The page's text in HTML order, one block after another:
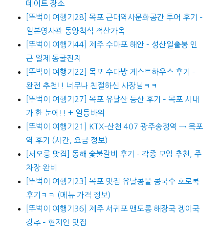
데이트 장소
[뚜벅이 여행기28] 목포 근대역사문화공간 투어 후기 –
일본영사관 동양척식 적산가옥
[뚜벅이 여행기44] 제주 수마포 해안 – 성산일출봉 인
근 일제 동굴진지
[뚜벅이 여행기22] 목포 수다방 게스트하우스 후기 –
완전 추천!! 너무나 친절하신 사장님ㅋㅋ
[뚜벅이 여행기27] 목포 유달산 등산 후기 – 목포 시내
가 한 눈에!! + 일등바위
[뚜벅이 여행기21] KTX-산천 407 광주송정역 → 목포
역 후기 (시간, 요금 정보)
[서오릉 맛집] 동해 숯불갈비 후기 – 각종 모임 추천, 주
차장 완비
[뚜벅이 여행기23] 목포 맛집 유달콩물 콩국수 호로록
후기ㅋㅋ (메뉴 가격 정보)
[뚜벅이 여행기36] 제주 서귀포 맨도롱 해장국 겡이국
강추 – 현지인 맛집